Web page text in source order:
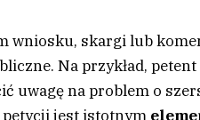
wniosku, skargi lub
Na przykład,
uwagę na problem o
petycji jest istotnym